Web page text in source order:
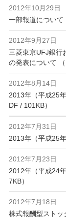
2012年10月29日
一部報道について
2012年9月27日
三菱東京UFJ銀行
の発表について （
2012年8月14日
2013年（平成25
DF / 101KB）
2012年7月31日
2013年（平成25
2012年7月23日
2012年（平成24
7KB）
2012年7月18日
株式報酬型ストッ